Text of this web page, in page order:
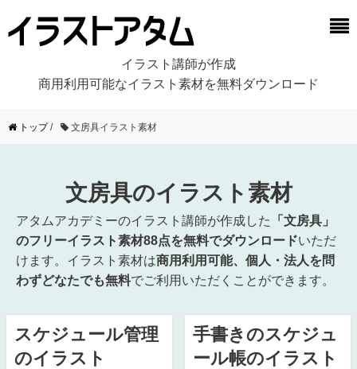
イラスト講師が作成
商用利用可能なイラスト素材を無料ダウンロード
トップ/ 文房具イラスト素材
文房具のイラスト素材
アタムアカデミーのイラスト講師が作成した
「文房具」
のフリーイラスト素材88点を無料でダウンロードいただ
けます。イラスト素材は商用利用可能、個人・法人を問
わずどなたでも無料でご利用いただくことができます。
スケジュール管理
のイラスト
手書きのスケジュ
ール帳のイラスト